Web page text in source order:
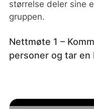
størrelse deler sine
gruppen.
Nettmøte 1 –
personer og tar en